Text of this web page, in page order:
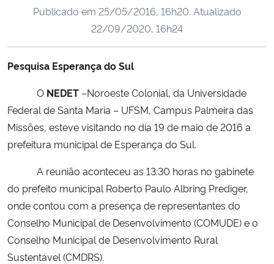
Ministério da Cidadania
Ministério de Minas e Energia
Ministério da Ciência, Tecnologia, Inovações e Comunicações
Ministério do Meio Ambiente
Ministério do Turismo
Ministério do Desenvolvimento Regional
Controladoria-Geral da União
Publicado em 25/05/2016, 16h20. Atualizado
22/09/2020, 16h24
Pesquisa Esperança do Sul
O NEDET –Noroeste Colonial, da Universidade
Federal de Santa Maria – UFSM, Campus Palmeira das
Missões, esteve visitando no dia 19 de maio de 2016 a
prefeitura municipal de Esperança do Sul.
A reunião aconteceu as 13:30 horas no gabinete
do prefeito municipal Roberto Paulo Albring Prediger,
onde contou com a presença de representantes do
Conselho Municipal de Desenvolvimento (COMUDE) e o
Conselho Municipal de Desenvolvimento Rural
Sustentável (CMDRS).